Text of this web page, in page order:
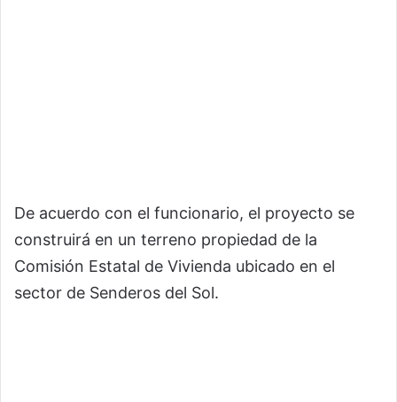
De acuerdo con el funcionario, el proyecto se
construirá en un terreno propiedad de la
Comisión Estatal de Vivienda ubicado en el
sector de Senderos del Sol.